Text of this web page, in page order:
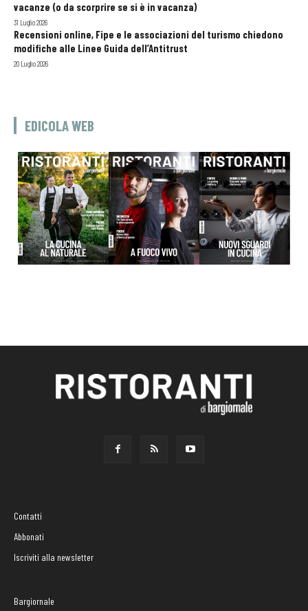
vacanze (o da scorprire se si è in vacanza)
31 Luglio 2026
Recensioni online, Fipe e le associazioni del turismo chiedono
modifiche alle Linee Guida dell’Antitrust
20 Luglio 2026
EDICOLA WEB
Contatti
Abbonati
Iscriviti alla newsletter
Bargiornale